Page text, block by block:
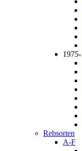
Rebsorten
A-F